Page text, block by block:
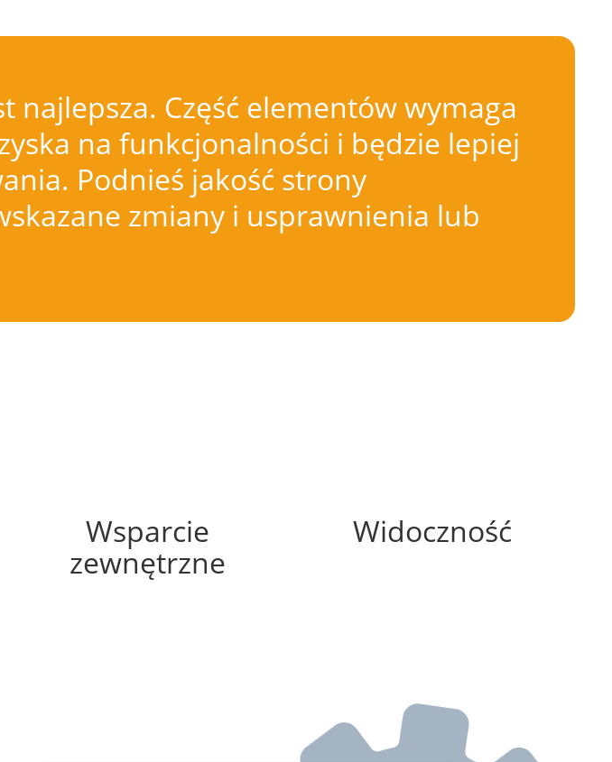
najlepsza. Część elementów wymaga
na funkcjonalności i będzie lepiej
Podnieś jakość strony
zmiany i usprawnienia lub
Wsparcie
zewnętrzne
Widoczność